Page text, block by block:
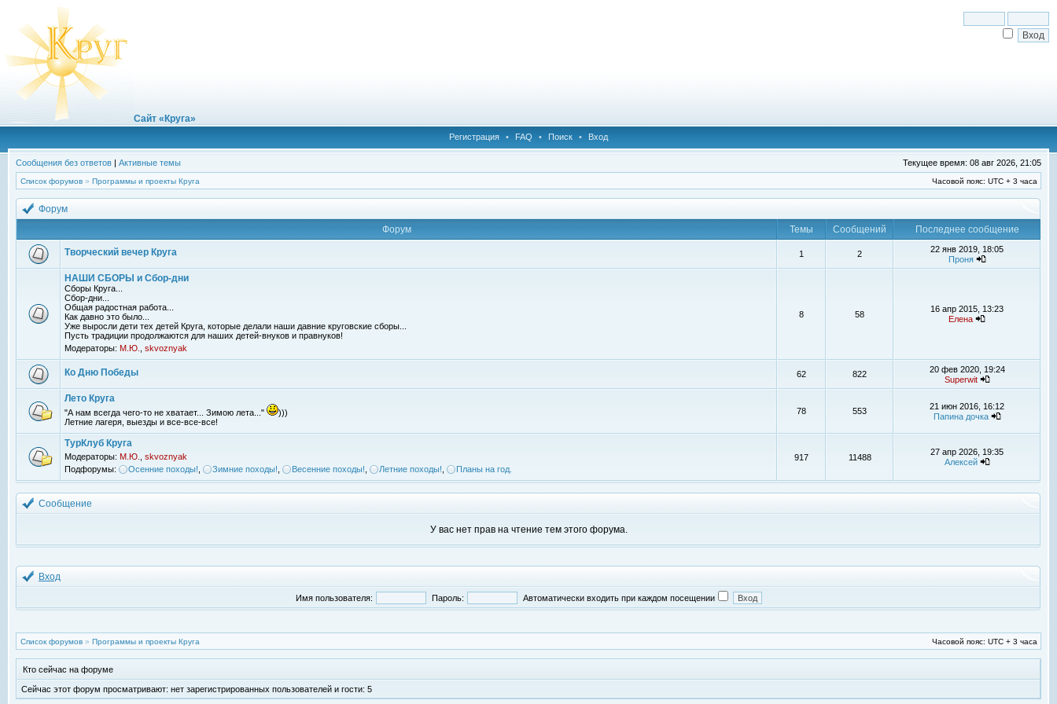
Сайт «Круга»
Регистрация • FAQ • Поиск • Вход
Сообщения без ответов | Активные темы Текущее время: 08 авг 2026, 21:05
Список форумов » Программы и проекты Круга Часовой пояс: UTC + 3 часа
Форум
Форум
Темы Сообщений Последнее сообщение
Творческий вечер Круга 1 2
22 янв 2019, 18:05
Проня
НАШИ СБОРЫ и Сбор-дни
Сборы Круга...
Сбор-дни...
Общая радостная работа...
Как давно это было...
Уже выросли дети тех детей Круга, которые делали наши давние круговские сборы...
Пусть традиции продолжаются для наших детей-внуков и правнуков!
Модераторы: М.Ю. skvoznyak
8 58
16 апр 2015, 13:23
Елена
Ко Дню Победы 62 822
20 фев 2020, 19:24
Superwit
Лето Круга
"А нам всегда чего-то не хватает... Зимою лета..."
)))
Летние лагеря, выезды и все-все-все!
78 553
21 июн 2016, 16:12
Папина дочка
ТурКлуб Круга
Модераторы: М.Ю.
skvoznyak
Подфорумы:
Осенние походы! Зимние походы! Весенние походы! Летние походы! Планы на год.
917 11488
27 апр 2026, 19:35
Алексей
Сообщение
У вас нет прав на чтение тем этого форума.
Вход
Имя пользователя: Пароль: Автоматически входить при каждом посещении
Список форумов » Программы и проекты Круга Часовой пояс: UTC + 3 часа
Кто сейчас на форуме
Сейчас этот форум просматривают: нет зарегистрированных пользователей и гости: 5